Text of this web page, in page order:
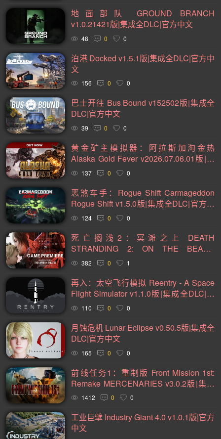
即时战略(215)
管理(198) 砍杀(196)
太空(194)
血腥(184)
解谜冒险(177) 街机(176)
驾驶(169)
回合制战斗(168)
选择取向(161)
冒险(158)
视觉小说(156)
卡通风格(155)
横向滚屏(154)
回合制(152)
欢乐(151) 第三人称(148)
益智休闲(137)
体育运动(130)
僵尸(129) 枪战射击(126)
赛车竞速(124)
类 Rogue(114)
时空旅行(114)
悬疑(113)
第三人称视角(110)
拟真(107)
二维(105)
第一人称视角(105)
困难(105)
像素图形(104)
指向点击(104)
战斗(99)
卡通(95)
动作类 Rogue(93)
魂系列(93) 策略(90)
卡牌(89)
动作角色扮演(89)
类银河战士恶魔城(81)
心理恐怖(78)
放松(78) 后末日(76)
第一人称射击(74)
经典(73)
战争(72)
潜行(70)
沉浸式模拟(66)
军事(65) 第三人称射击(65)
手绘(59)
生存恐怖(59) 策略战棋(59)
城市营造(56)
多结局(56) 在线合作(54)
经济(53)
竞速(52)
日系角色扮演(52)
互动小说(51)
策略战争(50)
迷宫探索(49)
回合战略(49) 资源管理(49)
地面部队 GROUND BRANCH
v1.0.21421版|集成全DLC|官方中文
48 0 0
泊港 Docked v1.5.1版|集成全DLC|官方中
文
156 0 0
巴士开往 Bus Bound v152502版|集成全
DLC|官方中文
39 0 0
黄金矿主模拟器：阿拉斯加淘金热
Alaska Gold Fever v2026.07.06.01版|集
成全DLC|官方中文
137 0 0
恶煞车手：Rogue Shift Carmageddon
Rogue Shift v1.5.0版|集成全DLC|官方中
文 124 0 0
死亡搁浅2：冥滩之上 DEATH
STRANDING 2: ON THE BEACH
v1.10.89.0版|集成全DLC|官方中文，付联
382 0 1
再入：太空飞行模拟 Reentry - A Space
Flight Simulator v1.1.0版|集成全DLC|官
方英文
110 0 0
月蚀危机 Lunar Eclipse v0.50.5版|集成全
DLC|官方中文
165 0 0
前线任务1：重制版 Front Mission 1st:
Remake MERCENARIES v3.0.2版|集成
全DLC|官方中文
1412 0 0
工业巨擘 Industry Giant 4.0 v1.0.1版|官方
中文